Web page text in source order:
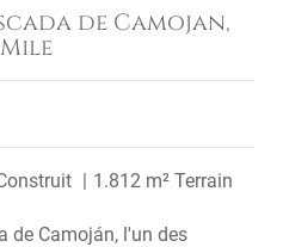
de Camojan,
1.812 m² Terrain
de Camoján, l'un des